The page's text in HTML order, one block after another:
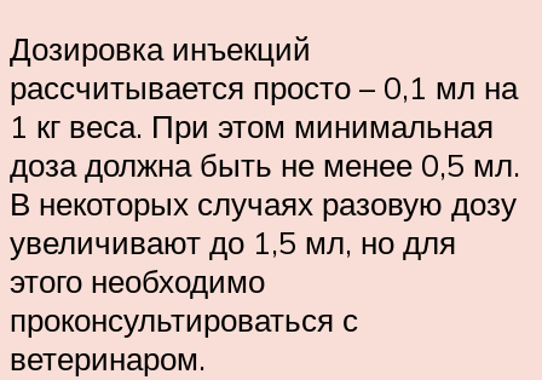
Дозировка инъекций
рассчитывается просто – 0,1 мл на
1 кг веса. При этом минимальная
доза должна быть не менее 0,5 мл.
В некоторых случаях разовую дозу
увеличивают до 1,5 мл, но для
этого необходимо
проконсультироваться с
ветеринаром.